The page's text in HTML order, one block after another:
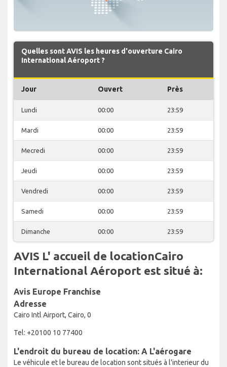
Quelles sont AVIS les heures d'ouverture Cairo
International Aéroport ?
Jour Ouvert Près
Lundi 00:00 23:59
Mardi 00:00 23:59
Mecredi 00:00 23:59
Jeudi 00:00 23:59
Vendredi 00:00 23:59
Samedi 00:00 23:59
Dimanche 00:00 23:59
AVIS L' accueil de locationCairo
International Aéroport est situé à:
Avis Europe Franchise
Adresse
Cairo Intl Airport, Cairo, 0
Tel: +20100 10 77400
L'endroit du bureau de location: A L'aérogare
Le véhicule et le bureau de location sont situés à l'interieur du